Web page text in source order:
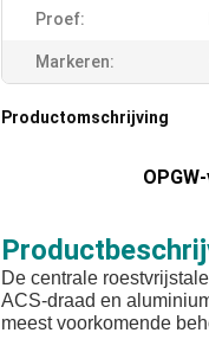
Proef:
Markeren:
Productomschrijving
De centrale
ACS-draad en
meest voorkomende